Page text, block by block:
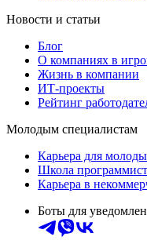
Новости и статьи
Блог
О компаниях в
Жизнь в компании
ИТ-проекты
Рейтинг
Молодым специалистам
Карьера для
Школа
Карьера в
Боты для